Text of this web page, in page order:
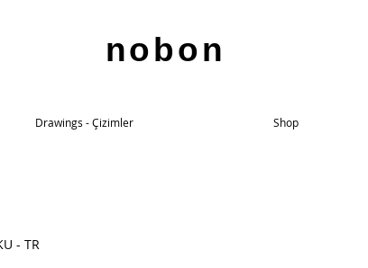
nobon
Drawings - Çizimler Shop
- TR